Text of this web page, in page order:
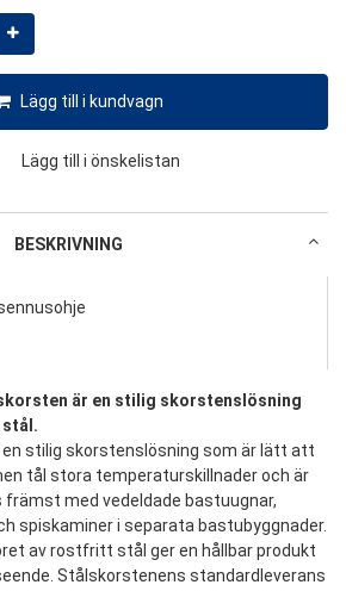
ja sen avulla Harvian
onnistuu helposti.
Lägg till i kundvagn
Lägg till i önskelistan
BESKRIVNING
är en stilig skorstenslösning
stilig skorstenslösning som är lätt att
tål stora temperaturskillnader och är
med vedeldade bastuugnar,
spiskaminer i separata bastubyggnader.
av rostfritt stål ger en hållbar produkt
Stålskorstenens standardleverans